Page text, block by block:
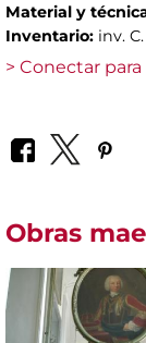
Material y
Inventario: inv.
> Conectar
Obras